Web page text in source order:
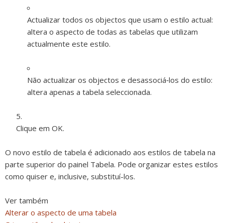
Actualizar todos os objectos que usam o estilo actual:
altera o aspecto de todas as tabelas que utilizam
actualmente este estilo.
Não actualizar os objectos e desassociá‑los do estilo:
altera apenas a tabela seleccionada.
Clique em OK.
O novo estilo de tabela é adicionado aos estilos de tabela na
parte superior do painel Tabela. Pode organizar estes estilos
como quiser e, inclusive, substituí-los.
Ver também
Alterar o aspecto de uma tabela